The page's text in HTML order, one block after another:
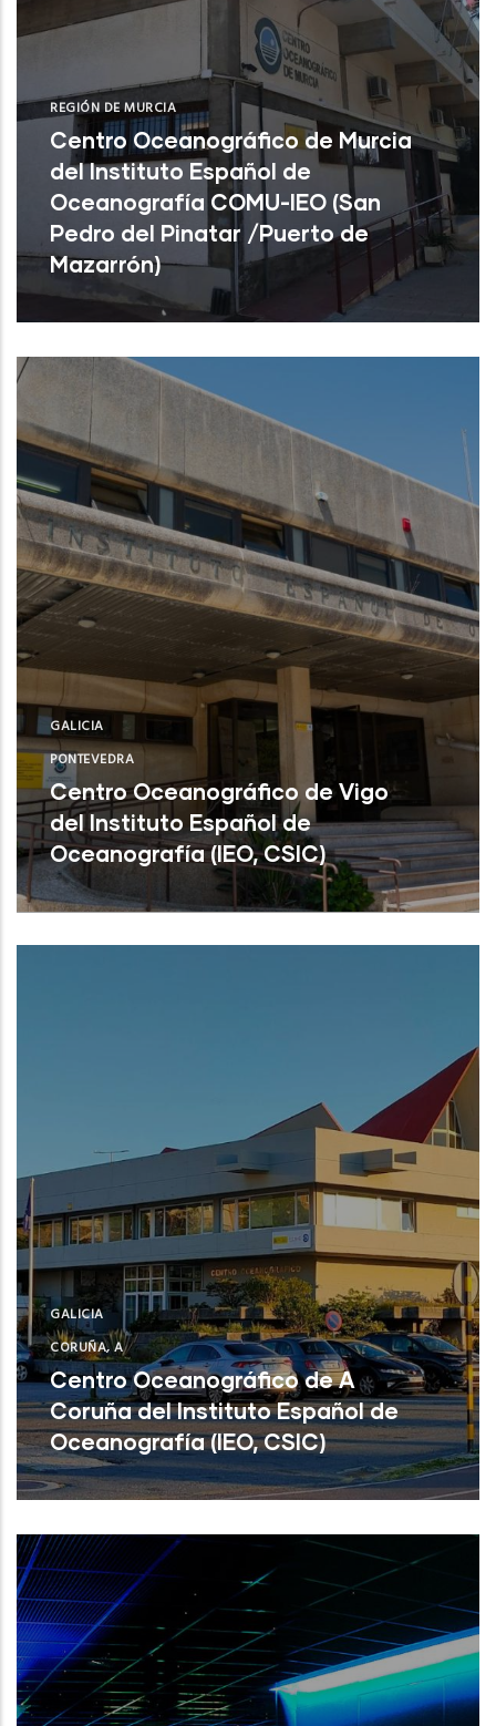
REGIÓN DE MURCIA
Centro Oceanográfico de Murcia
del Instituto Español de
Oceanografía COMU-IEO (San
Pedro del Pinatar /Puerto de
Mazarrón)
Centro Oceanográfico de Murcia del
Instituto Español de Oceanografía COMU-
IEO (San Pedro del Pinatar /Puerto de
Mazar
GALICIA
PONTEVEDRA
Centro Oceanográfico de Vigo
del Instituto Español de
Oceanografía (IEO, CSIC)
Centro Oceanográfico de Vigo del
Instituto Español de Oceanografía (IEO,
GALICIA
CORUÑA, A
Centro Oceanográfico de A
Coruña del Instituto Español de
Oceanografía (IEO, CSIC)
Centro Oceanográfico de A Coruña del
Instituto Español de Oceanografía (IEO,
CSIC)NUE